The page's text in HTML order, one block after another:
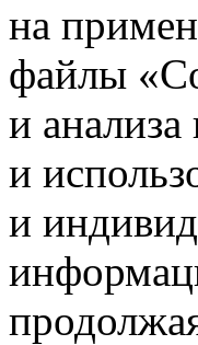
на
файлы
и
и
и